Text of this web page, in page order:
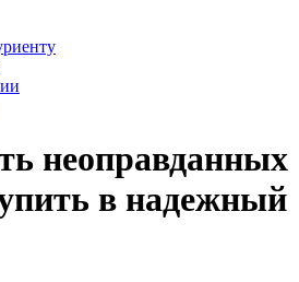
неоправданных
в надежный